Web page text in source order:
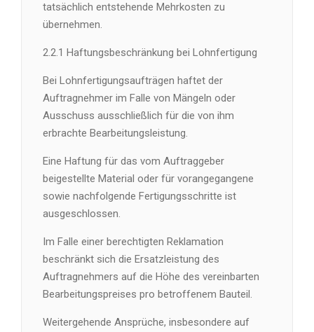
tatsächlich entstehende Mehrkosten zu
übernehmen.
2.2.1 Haftungsbeschränkung bei Lohnfertigung
Bei Lohnfertigungsaufträgen haftet der
Auftragnehmer im Falle von Mängeln oder
Ausschuss ausschließlich für die von ihm
erbrachte Bearbeitungsleistung.
Eine Haftung für das vom Auftraggeber
beigestellte Material oder für vorangegangene
sowie nachfolgende Fertigungsschritte ist
ausgeschlossen.
Im Falle einer berechtigten Reklamation
beschränkt sich die Ersatzleistung des
Auftragnehmers auf die Höhe des vereinbarten
Bearbeitungspreises pro betroffenem Bauteil.
Weitergehende Ansprüche, insbesondere auf